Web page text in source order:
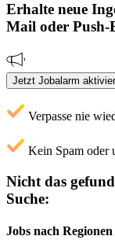
Erhalte neue
Mail oder Push-
Jetzt Jobalarm
Verpasse nie
Kein Spam oder
Nicht das
Suche:
Jobs nach Regionen